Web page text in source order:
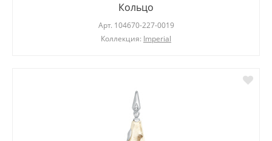
Кольцо
Арт. 104670-227-0019
Коллекция: Imperial